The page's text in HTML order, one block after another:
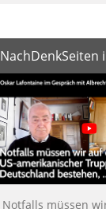
NachDenkSeiten
Notfalls müssen